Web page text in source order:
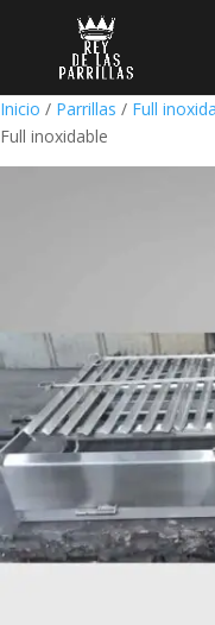
Inicio / Parrillas / Full
Full inoxidable